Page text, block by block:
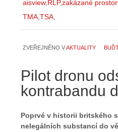
aisview ŘLP zakázané
TMA TSA
ZVEŘEJNĚNO VAKTUALITY
Pilot dronu
kontrabandu
Poprvé v historii britského
nelegálních substancí do